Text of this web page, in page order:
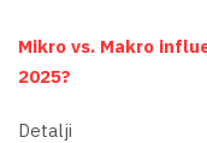
Mikro vs. Makro
2025?
Detalji